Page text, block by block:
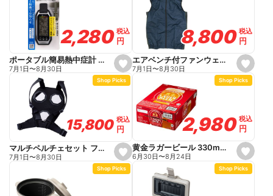
o
r
i
e
o
r
i
e
s
e
t
o
r
i
e
2,280
2,280税込
税込
円
円
ポータブル簡易熱中症計 Plus 防塵・防水 バイブレーション機能 73239
7月1日〜8月30日
s
e
t
o
r
i
e
8,800
8,800 税込
税込
円
円
エアベンチ付ファンウェアフルセット ベスト M ネイビー
7月1日〜8月30日
s
e
t
Shop Picks
15,800
15,800 税込
税込
円
円
マルチペルチェセット フリーサイズ PM888
7月1日〜8月30日
s
e
t
Shop Picks
2,980
2,980 税込
税込
円
円
黄金ラガービール 330ml×24
6月30日〜8月24日
Shop Picks Shop Picks